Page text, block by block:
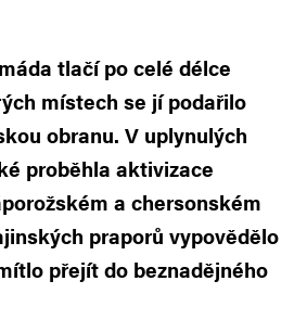
tlačí po celé délce
místech se jí podařilo
obranu. V uplynulých
proběhla aktivizace
a chersonském
praporů vypovědělo
přejít do beznadějného